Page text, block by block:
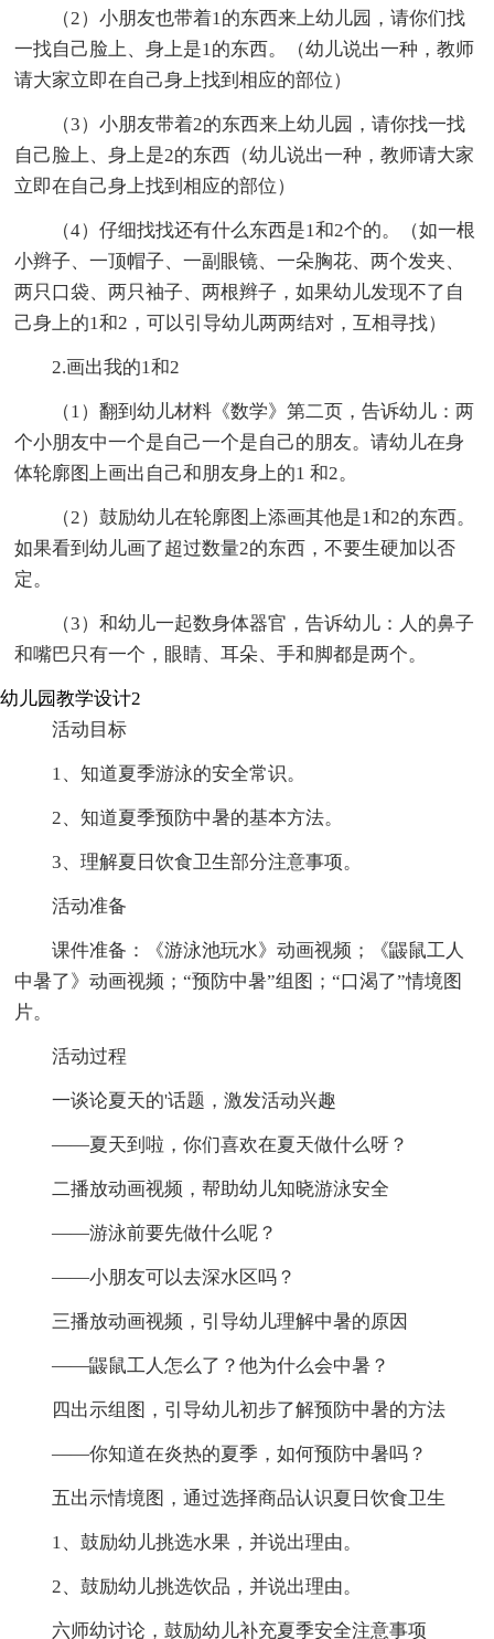
（2）小朋友也带着1的东西来上幼儿园，请你们找
一找自己脸上、身上是1的东西。（幼儿说出一种，教师
请大家立即在自己身上找到相应的部位）
（3）小朋友带着2的东西来上幼儿园，请你找一找
自己脸上、身上是2的东西（幼儿说出一种，教师请大家
立即在自己身上找到相应的部位）
（4）仔细找找还有什么东西是1和2个的。（如一根
小辫子、一顶帽子、一副眼镜、一朵胸花、两个发夹、
两只口袋、两只袖子、两根辫子，如果幼儿发现不了自
己身上的1和2，可以引导幼儿两两结对，互相寻找）
2.画出我的1和2
（1）翻到幼儿材料《数学》第二页，告诉幼儿：两
个小朋友中一个是自己一个是自己的朋友。请幼儿在身
体轮廓图上画出自己和朋友身上的1 和2。
（2）鼓励幼儿在轮廓图上添画其他是1和2的东西。
如果看到幼儿画了超过数量2的东西，不要生硬加以否
定。
（3）和幼儿一起数身体器官，告诉幼儿：人的鼻子
和嘴巴只有一个，眼睛、耳朵、手和脚都是两个。
幼儿园教学设计2
活动目标
1、知道夏季游泳的安全常识。
2、知道夏季预防中暑的基本方法。
3、理解夏日饮食卫生部分注意事项。
活动准备
课件准备：《游泳池玩水》动画视频；《鼹鼠工人
中暑了》动画视频；“预防中暑”组图；“口渴了”情境图
片。
活动过程
一谈论夏天的'话题，激发活动兴趣
——夏天到啦，你们喜欢在夏天做什么呀？
二播放动画视频，帮助幼儿知晓游泳安全
——游泳前要先做什么呢？
——小朋友可以去深水区吗？
三播放动画视频，引导幼儿理解中暑的原因
——鼹鼠工人怎么了？他为什么会中暑？
四出示组图，引导幼儿初步了解预防中暑的方法
——你知道在炎热的夏季，如何预防中暑吗？
五出示情境图，通过选择商品认识夏日饮食卫生
1、鼓励幼儿挑选水果，并说出理由。
2、鼓励幼儿挑选饮品，并说出理由。
六师幼讨论，鼓励幼儿补充夏季安全注意事项